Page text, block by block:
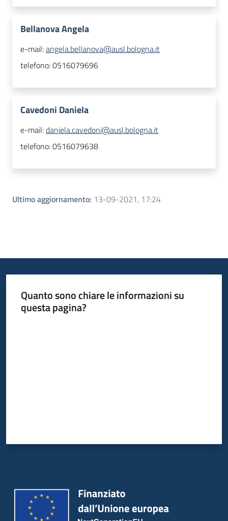
Bellanova Angela
e-mail:angela.bellanova@ausl.bologna.it
telefono:0516079696
Cavedoni Daniela
e-mail:daniela.cavedoni@ausl.bologna.it
telefono:0516079638
Ultimo aggiornamento: 13-09-2021, 17:24
Quanto sono chiare le informazioni su
questa pagina?